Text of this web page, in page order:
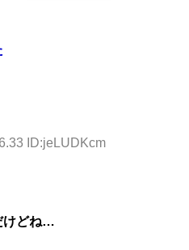
ID:jeLUDKcm
けどね…